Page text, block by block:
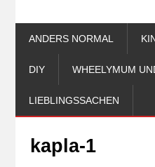
ANDERS NORMAL
DIY WHEELYMUM
LIEBLINGSSACHEN
kapla-1